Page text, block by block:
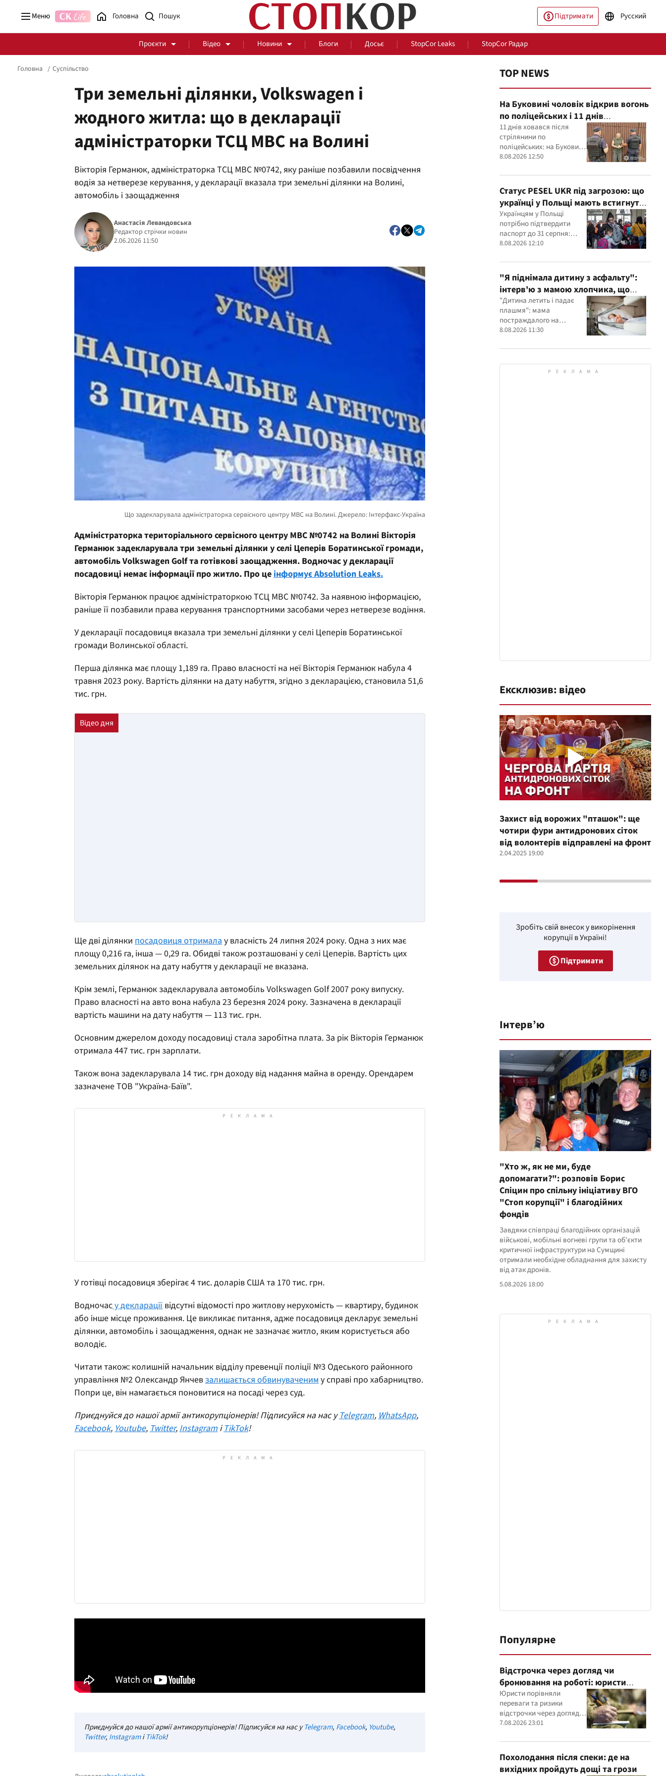
Меню Головна Підтримати Русский
Проєкти Відео Новини Блоги Досьє StopCor Leaks StopCor Радар
Стоп Політичній Корупції Чесні закупівлі За парканом
Здоров'я
Головна Суспільство
Три земельні ділянки, Volkswagen і
жодного житла: що в декларації
адміністраторки ТСЦ МВС на Волині
Вікторія Германюк, адміністраторка ТСЦ МВС №0742, яку раніше позбавили посвідчення
водія за нетверезе керування, у декларації вказала три земельні ділянки на Волині,
автомобіль і заощадження
Анастасія Левандовська
Редактор стрічки новин
2.06.2026 11:50
Адміністраторка територіального сервісного центру МВС №0742 на Волині Вікторія
Германюк задекларувала три земельні ділянки у селі Цеперів Боратинської громади,
автомобіль Volkswagen Golf та готівкові заощадження. Водночас у декларації
посадовиці немає інформації про житло. Про це інформує Absolution Leaks.
Вікторія Германюк працює адміністраторкою ТСЦ МВС №0742. За наявною інформацією,
раніше її позбавили права керування транспортними засобами через нетверезе водіння.
У декларації посадовиця вказала три земельні ділянки у селі Цеперів Боратинської
громади Волинської області.
Перша ділянка має площу 1,189 га. Право власності на неї Вікторія Германюк набула 4
травня 2023 року. Вартість ділянки на дату набуття, згідно з декларацією, становила 51,6
тис. грн.
Ще дві ділянки посадовиця отримала у власність 24 липня 2024 року. Одна з них має
площу 0,216 га, інша — 0,29 га. Обидві також розташовані у селі Цеперів. Вартість цих
земельних ділянок на дату набуття у декларації не вказана.
Крім землі, Германюк задекларувала автомобіль Volkswagen Golf 2007 року випуску.
Право власності на авто вона набула 23 березня 2024 року. Зазначена в декларації
вартість машини на дату набуття — 113 тис. грн.
Основним джерелом доходу посадовиці стала заробітна плата. За рік Вікторія Германюк
отримала 447 тис. грн зарплати.
Також вона задекларувала 14 тис. грн доходу від надання майна в оренду. Орендарем
зазначене ТОВ "Україна-Баїв".
У готівці посадовиця зберігає 4 тис. доларів США та 170 тис. грн.
Водночасу декларації відсутні відомості про житлову нерухомість — квартиру, будинок
або інше місце проживання. Це викликає питання, адже посадовиця декларує земельні
ділянки, автомобіль і заощадження, однак не зазначає житло, яким користується або
володіє.
Читати також: колишній начальник відділу превенції поліції №3 Одеського районного
управління №2 Олександр Янчев залишається обвинуваченим у справі про хабарництво.
Попри це, він намагається поновитися на посаді через суд.
Приєднуйся до нашої армії антикорупціонерів! Підписуйся на нас уTelegram, WhatsApp,
Facebook, Youtube, Twitter, Instagram і TikTok!
Приєднуйся до нашої армії антикорупціонерів! Підписуйся на нас уTelegram, Facebook, Youtube,
Twitter, InstagramіTikTok!
TOP NEWS
На Буковині чоловік відкрив вогонь
по поліцейських і 11 днів
переховувався: його затримали
11 днів ховався після
стрілянини по
поліцейських: на Буковині
затримали 54-річного
8.08.2026 12:50
Статус PESEL UKR під загрозою: що
українці у Польщі мають встигнути
до 31 серпня
Українцям у Польщі
потрібно підтвердити
паспорт до 31 серпня:
інакше можна втратити
8.08.2026 12:10
"Я піднімала дитину з асфальту":
інтерв'ю з мамою хлопчика, що
травмувався в комплексі "Яхта" на
Осещині
"Дитина летить і падає
плашмя": мама
постраждалого на
Осещині хлопчика
8.08.2026 11:30
Ексклюзив: відео
Захист від ворожих "пташок": ще
чотири фури антидронових сіток
від волонтерів відправлені на фронт
2.04.2025 19:00
Зробіть свій внесок у викорінення
корупції в Україні!
Підтримати
Інтерв’ю
"Хто ж, як не ми, буде
допомагати?": розповів Борис
Спіцин про спільну ініціативу ВГО
"Стоп корупції" і благодійних
фондів
Завдяки співпраці благодійних організацій
військові, мобільні вогневі групи та об'єкти
критичної інфраструктури на Сумщині
отримали необхідне обладнання для захисту
від атак дронів.
5.08.2026 18:00
Популярне
Відстрочка через догляд чи
бронювання на роботі: юристи
пояснили, що надійніше
Юристи порівняли
переваги та ризики
відстрочки через догляд і
бронювання працівника
підприємством
7.08.2026 23:01
Похолодання після спеки: де на
вихідних пройдуть дощі та грози